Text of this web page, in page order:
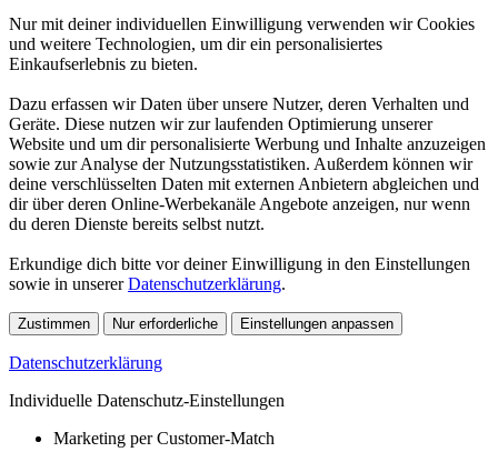
Nur mit deiner individuellen Einwilligung verwenden wir Cookies
und weitere Technologien, um dir ein personalisiertes
Einkaufserlebnis zu bieten.
Dazu erfassen wir Daten über unsere Nutzer, deren Verhalten und
Geräte. Diese nutzen wir zur laufenden Optimierung unserer
Website und um dir personalisierte Werbung und Inhalte anzuzeigen
sowie zur Analyse der Nutzungsstatistiken. Außerdem können wir
deine verschlüsselten Daten mit externen Anbietern abgleichen und
dir über deren Online-Werbekanäle Angebote anzeigen, nur wenn
du deren Dienste bereits selbst nutzt.
Erkundige dich bitte vor deiner Einwilligung in den Einstellungen
sowie in unsererDatenschutzerklärung.
Zustimmen Nur erforderliche Einstellungen anpassen
Datenschutzerklärung
Individuelle Datenschutz-Einstellungen
Marketing per Customer-Match